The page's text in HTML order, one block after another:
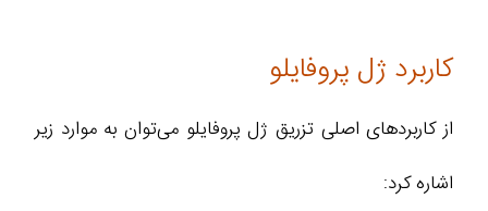
کاربرد ژل پروفایلو
از کاربردهای اصلی تزریق ژل پروفایلو می‌توان به موارد زیر
اشاره کرد: